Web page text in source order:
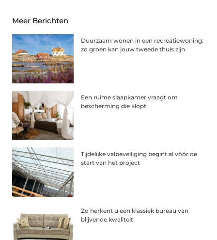
Meer Berichten
Duurzaam wonen in een recreatiewoning:
zo groen kan jouw tweede thuis zijn
Een ruime slaapkamer vraagt om
bescherming die klopt
Tijdelijke valbeveiliging begint al vóór de
start van het project
Zo herkent u een klassiek bureau van
blijvende kwaliteit